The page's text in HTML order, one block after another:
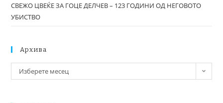
СВЕЖО ЦВЕЌЕ ЗА ГОЦЕ ДЕЛЧЕВ – 123 ГОДИНИ ОД НЕГОВОТО
УБИСТВО
Архива
Изберете месец